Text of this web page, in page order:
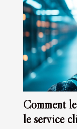
Comment
le service